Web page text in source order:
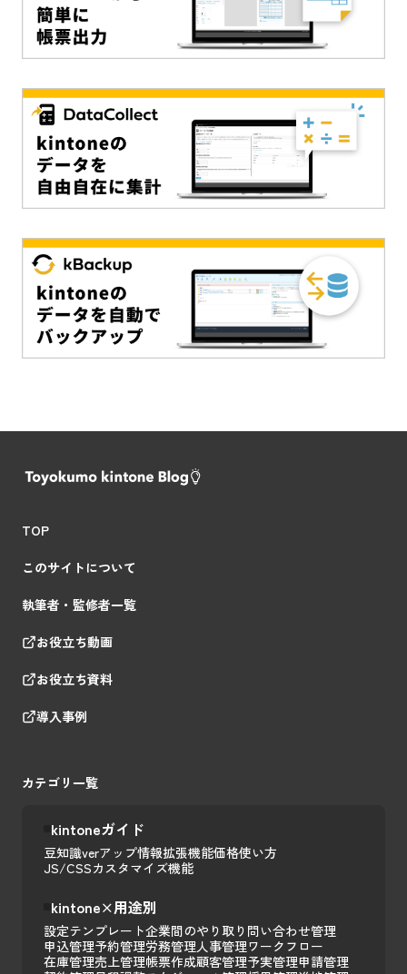
TOP
このサイトについて
執筆者・監修者一覧
お役立ち動画
お役立ち資料
導入事例
カテゴリ一覧
kintoneガイド
豆知識verアップ情報拡張機能価格使い方
JS/CSSカスタマイズ機能
kintone×用途別
設定テンプレート企業間のやり取り 問い合わせ管理
申込管理予約管理労務管理人事管理ワークフロー
在庫管理売上管理帳票作成顧客管理予実管理申請管理